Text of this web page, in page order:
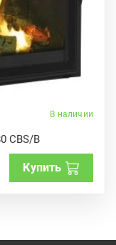
В наличии
CBS/B
Купить